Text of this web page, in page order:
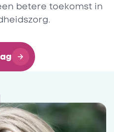
betere toekomst in